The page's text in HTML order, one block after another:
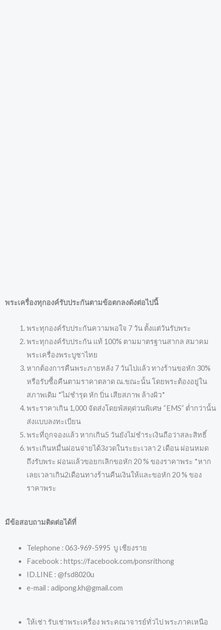
พระเครื่องทุกองค์รับประกันตามข้อตกลงดังต่อไปนี้
พระทุกองค์รับประกันความพอใจ 7 วัน ตั้งแต่วันรับพระ
พระทุกองค์รับประกัน แท้ 100% ตามมาตรฐานสากล สมาคม
พระเครื่องพระบูชาไทย
หากต้องการคืนพระภายหลัง 7 วันไปแล้ว ทางร้านขอหัก 30%
หรือรับซื้อคืนตามราคาตลาด ณ.ขณะนั้น โดยพระต้องอยู่ใน
สภาพเดิม *ไม่ชำรุด หัก บิ่น เสียสภาพ ล้างผิว*
พระราคาเกิน 1,000 จัดส่งโดยพัสดุด่วนพิเศษ “EMS” ต่ำกว่านั้น
ส่งแบบลงทะเบียน
พระที่ถูกจองแล้ว หากเกิน5 วันยังไม่ชำระเงินถือว่าสละสิทธิ์
พระเกินหมื่นผ่อนจ่ายได้3งวดในระยะเวลา 2 เดือน ผ่อนหมด
ถึงรับพระ ผ่อนแล้วขอยกเลิกขอหัก 20 % ของราคาพระ *หาก
เลยเวลาเกิน2เดือนทางร้านคืนเงินให้และขอหัก 20 % ของ
ราคาพระ
มีข้อสอบถามติดต่อได้ที่
Telephone : 063-969-5995 บู เชียงราย
Facebook : https://facebook.com/ponsrithong
ID.LINE : @fsd8020u
e-mail : adipong.kh@gmail.com
ให้เช่า รับเช่าพระเครื่อง พระคณาจารย์ทั่วไป พระภาคเหนือ